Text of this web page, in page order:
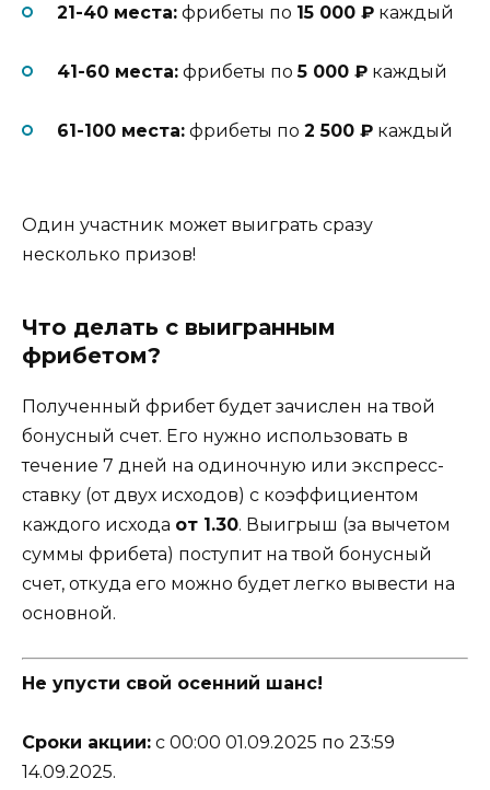
21-40 места: фрибеты по 15 000 ₽ каждый
41-60 места: фрибеты по5 000 ₽ каждый
61-100 места: фрибеты по 2 500 ₽ каждый
Один участник может выиграть сразу
несколько призов!
Что делать с выигранным
фрибетом?
Полученный фрибет будет зачислен на твой
бонусный счет. Его нужно использовать в
течение 7 дней на одиночную или экспресс-
ставку (от двух исходов) с коэффициентом
каждого исхода от 1.30. Выигрыш (за вычетом
суммы фрибета) поступит на твой бонусный
счет, откуда его можно будет легко вывести на
основной.
Не упусти свой осенний шанс!
Сроки акции: с 00:00 01.09.2025 по 23:59
14.09.2025.